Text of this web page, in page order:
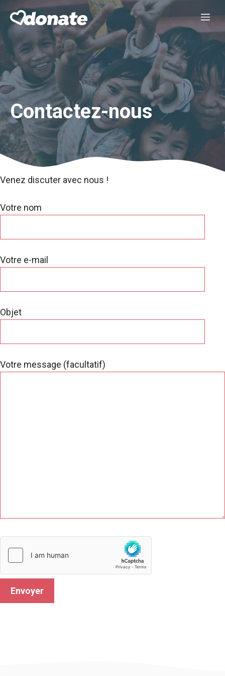
contenu
Contactez-nous
Venez discuter avec nous !
Votre nom
Votre e-mail
Objet
Votre message (facultatif)